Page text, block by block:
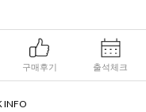
구매후기 출석체크
INFO